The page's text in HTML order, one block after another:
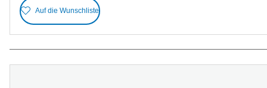
Auf die Wunschliste